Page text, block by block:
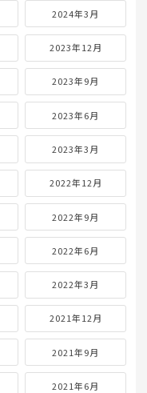
2024年3月
2023年12月
2023年9月
2023年6月
2023年3月
2022年12月
2022年9月
2022年6月
2022年3月
2021年12月
2021年9月
2021年6月